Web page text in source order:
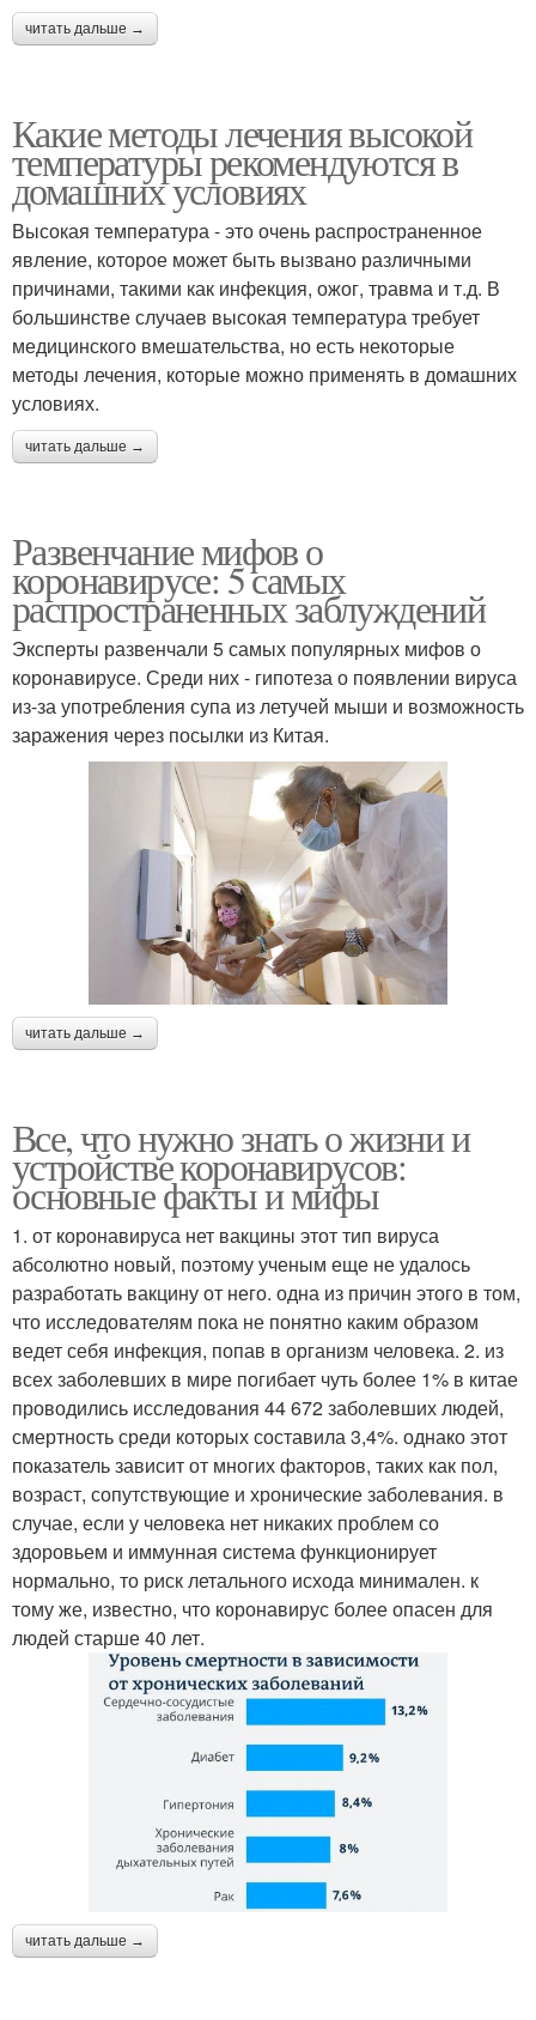
читать дальше →
Какие методы лечения высокой
температуры рекомендуются в
домашних условиях
Высокая температура - это очень распространенное
явление, которое может быть вызвано различными
причинами, такими как инфекция, ожог, травма и т.д. В
большинстве случаев высокая температура требует
медицинского вмешательства, но есть некоторые
методы лечения, которые можно применять в домашних
условиях.
читать дальше →
Развенчание мифов о
коронавирусе: 5 самых
распространенных заблуждений
Эксперты развенчали 5 самых популярных мифов о
коронавирусе. Среди них - гипотеза о появлении вируса
из-за употребления супа из летучей мыши и возможность
заражения через посылки из Китая.
читать дальше →
Все, что нужно знать о жизни и
устройстве коронавирусов:
основные факты и мифы
1. от коронавируса нет вакцины этот тип вируса
абсолютно новый, поэтому ученым еще не удалось
разработать вакцину от него. одна из причин этого в том,
что исследователям пока не понятно каким образом
ведет себя инфекция, попав в организм человека. 2. из
всех заболевших в мире погибает чуть более 1% в китае
проводились исследования 44 672 заболевших людей,
смертность среди которых составила 3,4%. однако этот
показатель зависит от многих факторов, таких как пол,
возраст, сопутствующие и хронические заболевания. в
случае, если у человека нет никаких проблем со
здоровьем и иммунная система функционирует
нормально, то риск летального исхода минимален. к
тому же, известно, что коронавирус более опасен для
людей старше 40 лет.
читать дальше →